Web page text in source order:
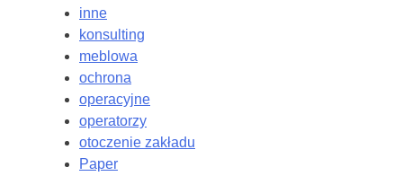
inne
konsulting
meblowa
ochrona
operacyjne
operatorzy
otoczenie zakładu
Paper